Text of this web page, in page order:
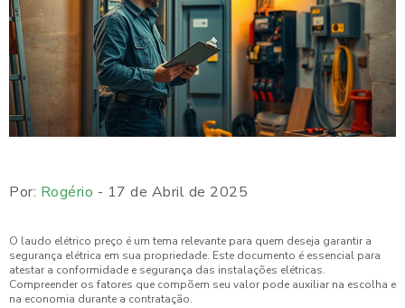
Por: Rogério - 17 de Abril de 2025
O laudo elétrico preço é um tema relevante para quem deseja garantir a
segurança elétrica em sua propriedade. Este documento é essencial para
atestar a conformidade e segurança das instalações elétricas.
Compreender os fatores que compõem seu valor pode auxiliar na escolha e
na economia durante a contratação.